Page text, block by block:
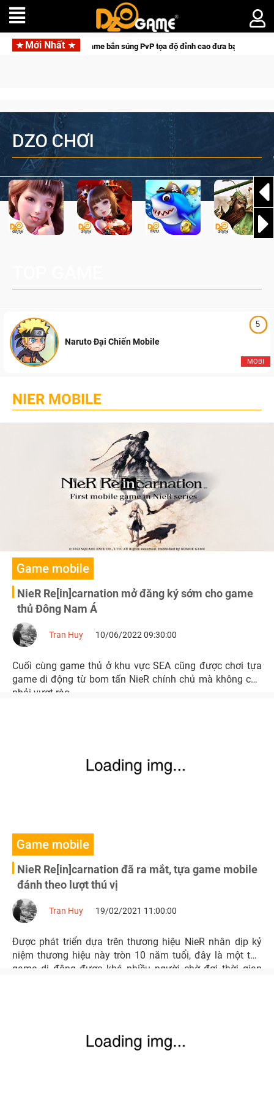
Mới Nhất
Hunter: Game bắn súng PvP tọa độ đỉnh cao đưa bạn vào các chiến
DZO CHƠI
5
MOBI
Naruto Đại Chiến Mobile
NIER MOBILE
Game mobile
NieR Re[in]carnation mở đăng ký sớm cho game
thủ Đông Nam Á
Tran Huy 10/06/2022 09:30:00
Cuối cùng game thủ ở khu vực SEA cũng được chơi tựa
game di động từ bom tấn NieR chính chủ mà không cần
phải vượt rào.
Game mobile
NieR Re[in]carnation đã ra mắt, tựa game mobile
đánh theo lượt thú vị
Tran Huy 19/02/2021 11:00:00
Được phát triển dựa trên thương hiệu NieR nhân dịp kỷ
niệm thương hiệu này tròn 10 năm tuổi, đây là một tựa
game di động được khá nhiều người chờ đợi thời gian